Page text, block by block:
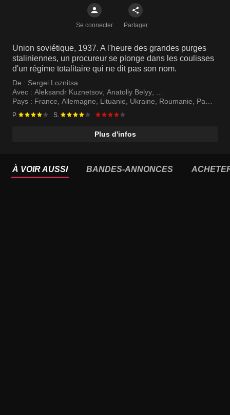
Se connecter Partager
Union soviétique, 1937. A l'heure des grandes purges
staliniennes, un procureur se plonge dans les coulisses
d'un régime totalitaire qui ne dit pas son nom.
De : Sergei Loznitsa
Avec : Aleksandr Kuznetsov, Anatoliy Belyy,
Aleksandr Filippenko
Pays : France, Allemagne, Lituanie, Ukraine, Roumanie, Pays-
Bas
Lettonie
P. S.
Plus d'infos
À VOIR AUSSI BANDES-ANNONCES